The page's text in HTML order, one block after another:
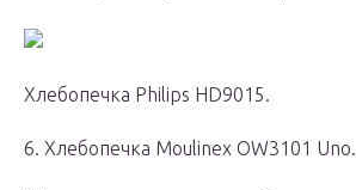
Хлебопечка Philips HD9015.
6. Хлебопечка Moulinex OW3101 Uno.